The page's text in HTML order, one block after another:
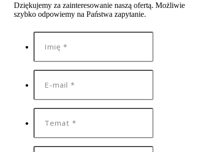
Dziękujemy za zainteresowanie naszą ofertą. Możliwie
szybko odpowiemy na Państwa zapytanie.